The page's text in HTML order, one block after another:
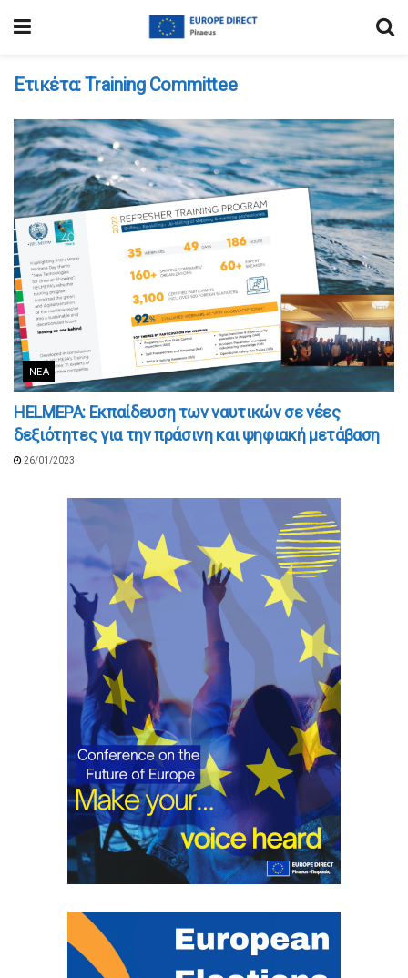
Ετικέτα:Training Committee
ΝΈΑ
HELMEPA: Εκπαίδευση των ναυτικών σε νέες
δεξιότητες για την πράσινη και ψηφιακή μετάβαση
26/01/2023